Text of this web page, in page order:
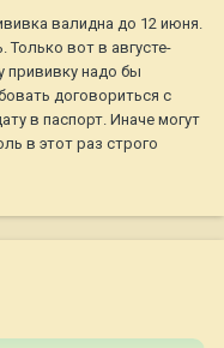
валидна до 12 июня.
вот в августе-
прививку надо бы
договориться с
в паспорт. Иначе могут
в этот раз строго